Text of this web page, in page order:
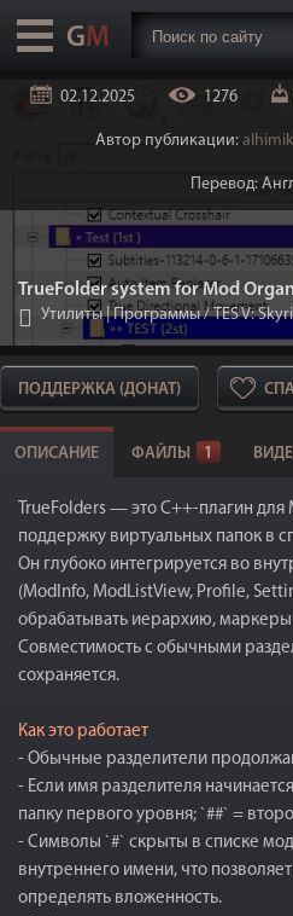
02.12.2025 1276
Автор публикации:
Перевод:
TrueFolder system for Mod
Утилиты | Программы/TES V:
ПОДДЕРЖКА (ДОНАТ)
ОПИСАНИЕ ФАЙЛЫ 1
TrueFolders — это C++‑плагин
поддержку виртуальных папок в
Он глубоко интегрируется во
(ModInfo, ModListView, Profile,
обрабатывать иерархию, маркеры
Совместимость с обычными
сохраняется.
Как это работает
- Обычные разделители
- Если имя разделителя
папку первого уровня; `##` =
- Символы `#` скрыты в списке
внутреннего имени, что
определять вложенность.